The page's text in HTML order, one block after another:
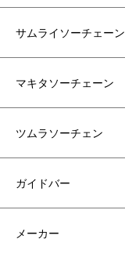
サムライソーチェーン
マキタソーチェーン
ツムラソーチェン
ガイドバー
メーカー